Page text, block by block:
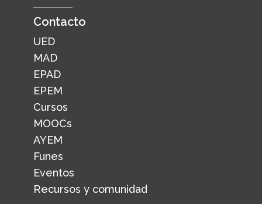
Contacto
UED
MAD
EPAD
EPEM
Cursos
MOOCs
AYEM
Funes
Eventos
Recursos y comunidad